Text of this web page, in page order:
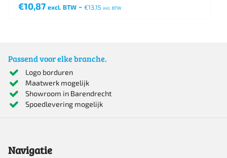
€10,87 excl. BTW - €13,15 incl. BTW
Passend voor elke branche.
Logo borduren
Maatwerk mogelijk
Showroom in Barendrecht
Spoedlevering mogelijk
Navigatie